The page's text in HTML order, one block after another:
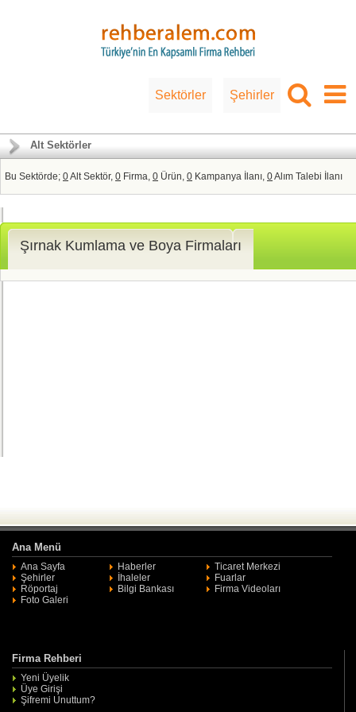
Sektörler Şehirler
Alt Sektörler
Bu Sektörde; 0Alt Sektör, 0 Firma, 0 Ürün, 0 Kampanya İlanı, 0Alım Talebi İlanı
Şırnak Kumlama ve Boya Firmaları
Ana Menü
Ana Sayfa Haberler
Ticaret Merkezi
Şehirler
İhaleler
Fuarlar
Röportaj
Bilgi Bankası
Firma Videoları
Foto Galeri
Firma Rehberi
Yeni Üyelik
Üye Girişi
Şifremi Unuttum?